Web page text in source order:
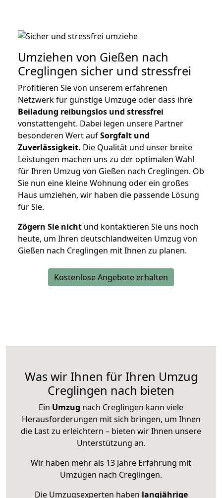
Umziehen von Gießen nach
Creglingen sicher und stressfrei
Profitieren Sie von unserem erfahrenen
Netzwerk für günstige Umzüge oder dass ihre
Beiladung reibungslos und stressfrei
vonstattengeht. Dabei legen unsere Partner
besonderen Wert aufSorgfalt und
Zuverlässigkeit. Die Qualität und unser breite
Leistungen machen uns zu der optimalen Wahl
für Ihren Umzug von Gießen nach Creglingen. Ob
Sie nun eine kleine Wohnung oder ein großes
Haus umziehen, wir haben die passende Lösung
für Sie.
Zögern Sie nicht und kontaktieren Sie uns noch
heute, um Ihren deutschlandweiten Umzug von
Gießen nach Creglingen mit Ihnen zu planen.
Kostenlose Angebote erhalten
Was wir Ihnen für Ihren Umzug
Creglingen nach bieten
Ein Umzug nach Creglingen kann viele
Herausforderungen mit sich bringen, um Ihnen
die Last zu erleichtern – bieten wir Ihnen unsere
Unterstützung an.
Wir haben mehr als 13 Jahre Erfahrung mit
Umzügen nach Creglingen.
Die Umzugsexperten haben langjährige